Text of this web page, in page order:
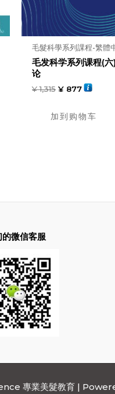
毛髮科學系列課程-繁體
毛发科学系列课程(
论
¥1,315 ¥ 877
加到购物车
的微信客服
專業美髮教育 |